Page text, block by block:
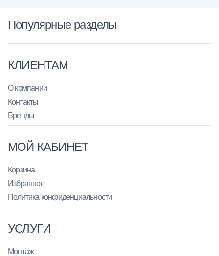
Популярные разделы
КЛИЕНТАМ
О компании
Контакты
Бренды
МОЙ КАБИНЕТ
Корзина
Избранное
Политика конфиденциальности
УСЛУГИ
Монтаж